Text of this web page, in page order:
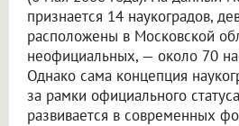
признается 14 наукоградов,
расположены в Московской
неофициальных, — около 70
Однако сама концепция
за рамки официального
развивается в современных